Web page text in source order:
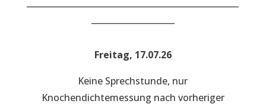
Freitag, 17.07.26
Keine Sprechstunde, nur
Knochendichtemessung nach vorheriger